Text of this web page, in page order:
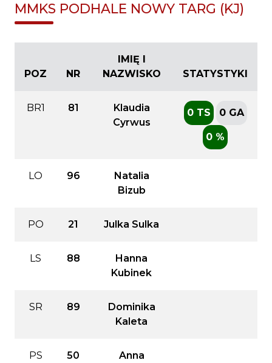
MMKS PODHALE NOWY TARG (KJ)
POZ NR
IMIĘ I
NAZWISKO
STATYSTYKI
BR1 81
Klaudia
Cyrwus
0 TS 0 GA
0 %
LO 96
Natalia
Bizub
PO 21 Julka Sulka
LS 88
Hanna
Kubinek
SR 89
Dominika
Kaleta
PS 50
Anna